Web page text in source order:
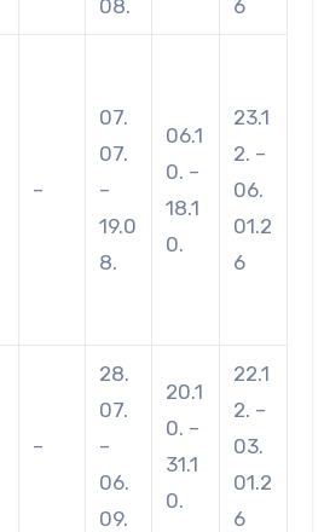
08. 6
–
07.
07.
–
19.0
8.
06.1
0. –
18.1
0.
23.1
2. –
06.
01.2
6
–
28.
07.
–
06.
09.
20.1
0. –
31.1
0.
22.1
2. –
03.
01.2
6